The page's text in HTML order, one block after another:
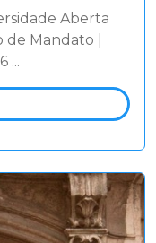
Aberta
de Mandato |
...